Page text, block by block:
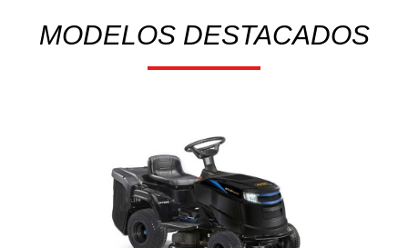
MODELOS DESTACADOS